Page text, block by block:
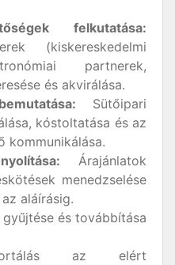
felkutatása:
(kiskereskedelmi
partnerek,
és akvirálása.
Sütőipari
kóstoltatása és az
kommunikálása.
Árajánlatok
menedzselése
aláírásig.
és továbbítása
az elért